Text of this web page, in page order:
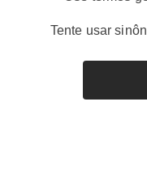
Tente usar